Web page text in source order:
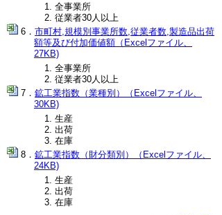
全事業所
従業者30人以上
市町村,規模別事業所数,従業者数,製造品出荷
額等及び付加価値額（Excelファイル、
27KB)
全事業所
従業者30人以上
鉱工業指数（業種別）（Excelファイル、
30KB)
生産
出荷
在庫
鉱工業指数（財分類別）（Excelファイル、
24KB)
生産
出荷
在庫